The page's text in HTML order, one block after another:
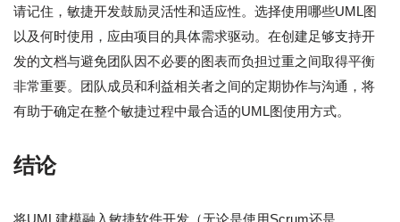
请记住，敏捷开发鼓励灵活性和适应性。选择使用哪些UML图
以及何时使用，应由项目的具体需求驱动。在创建足够支持开
发的文档与避免团队因不必要的图表而负担过重之间取得平衡
非常重要。团队成员和利益相关者之间的定期协作与沟通，将
有助于确定在整个敏捷过程中最合适的UML图使用方式。
结论